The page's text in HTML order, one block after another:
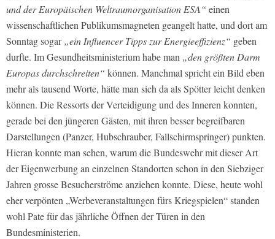
und der Europäischen Weltraumorganisation ESA“ einen
wissenschaftlichen Publikumsmagneten geangelt hatte, und dort am
Sonntag sogar„ein Influencer Tipps zur Energieeffizienz“ geben
durfte. Im Gesundheitsministerium habe man „den größten Darm
Europas durchschreiten“ können. Manchmal spricht ein Bild eben
mehr als tausend Worte, hätte man sich da als Spötter leicht denken
können. Die Ressorts der Verteidigung und des Inneren konnten,
gerade bei den jüngeren Gästen, mit ihren besser begreifbaren
Darstellungen (Panzer, Hubschrauber, Fallschirmspringer) punkten.
Hieran konnte man sehen, warum die Bundeswehr mit dieser Art
der Eigenwerbung an einzelnen Standorten schon in den Siebziger
Jahren grosse Besucherströme anziehen konnte. Diese, heute wohl
eher verpönten „Werbeveranstaltungen fürs Kriegspielen“ standen
wohl Pate für das jährliche Öffnen der Türen in den
Bundesministerien.